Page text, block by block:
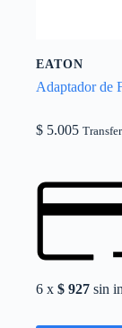
EATON
Adaptador de
$ 5.005
6 x $ 927 sin